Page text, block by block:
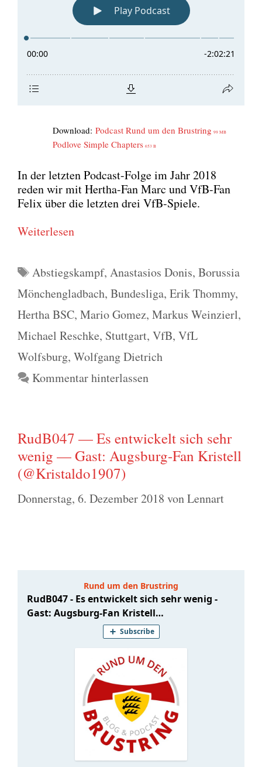
Down­load: Pod­cast Rund um den Brust­ring 99 MB
Pod­l­ove Simp­le Chap­ters 653 B
In der letz­ten Pod­cast-Fol­ge im Jahr 2018
reden wir mit Her­tha-Fan Marc und VfB-Fan
Felix über die letz­ten drei VfB-Spie­le.
Wei­ter­le­sen
Schlagwörter
Abstiegskampf, Anastasios Donis, Borussia
Mönchengladbach, Bundesliga, Erik Thommy,
Hertha BSC, Mario Gomez, Markus Weinzierl,
Michael Reschke, Stuttgart, VfB, VfL
Wolfsburg, Wolfgang Dietrich
Kommentar hinterlassen
RudB047 — Es entwickelt sich sehr
wenig — Gast: Augsburg-Fan Kristell
(@Kristaldo1907)
Donnerstag, 6. Dezember 2018 vonLennart